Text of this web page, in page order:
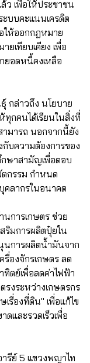
ว เพื่อให้ประชาชน
ะบบคะแนนเครดิต
ให้ออกกฎหมาย
ยเทียบเคียง เพื่อ
ยอดหนี้คงเหลือ
กล่าวถึง นโยบาย
ทุกคนได้เรียนในสิ่งที่
ามารถ นอกจากนี้ยัง
บความต้องการของ
กษาสามัญเพื่อตอบ
ตกรรม กำหนด
คลากรในอนาคต
การเกษตร ช่วย
ริมการผลิตปุ๋ยใน
นการผลิตน้ำมันจาก
รื่องจักรเกษตร ลด
ตย์เพื่อลดค่าไฟฟ้า
รงระหว่างเกษตรกร
รื่องที่ดิน" เพื่อแก้ไข
และรวดเร็วเพื่อ
รีย์ 5 แขวงพญาไท